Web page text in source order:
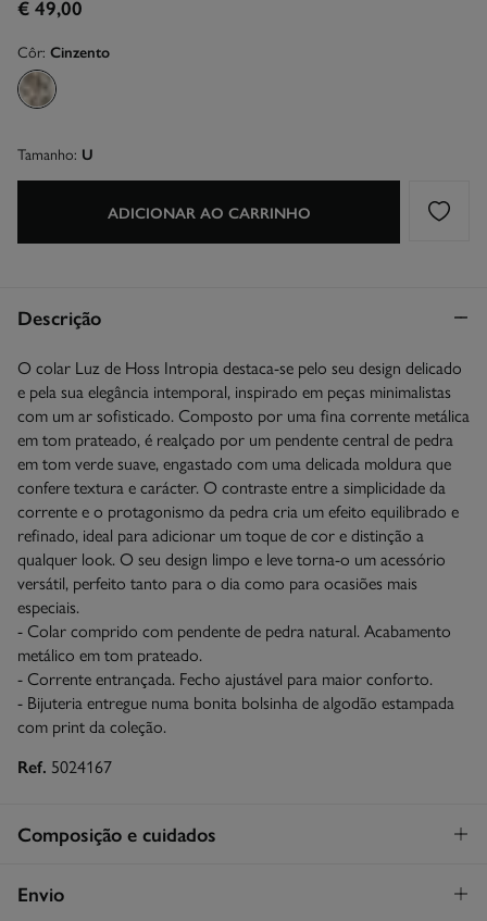
€ 49,00
Côr: Cinzento
Tamanho: U
ADICIONAR AO CARRINHO
Descrição
O colar Luz de Hoss Intropia destaca-se pelo seu design delicado
e pela sua elegância intemporal, inspirado em peças minimalistas
com um ar sofisticado. Composto por uma fina corrente metálica
em tom prateado, é realçado por um pendente central de pedra
em tom verde suave, engastado com uma delicada moldura que
confere textura e carácter. O contraste entre a simplicidade da
corrente e o protagonismo da pedra cria um efeito equilibrado e
refinado, ideal para adicionar um toque de cor e distinção a
qualquer look. O seu design limpo e leve torna-o um acessório
versátil, perfeito tanto para o dia como para ocasiões mais
especiais.
- Colar comprido com pendente de pedra natural. Acabamento
metálico em tom prateado.
- Corrente entrançada. Fecho ajustável para maior conforto.
- Bijuteria entregue numa bonita bolsinha de algodão estampada
com print da coleção.
Ref. 5024167
Composição e cuidados
Composição
Envio